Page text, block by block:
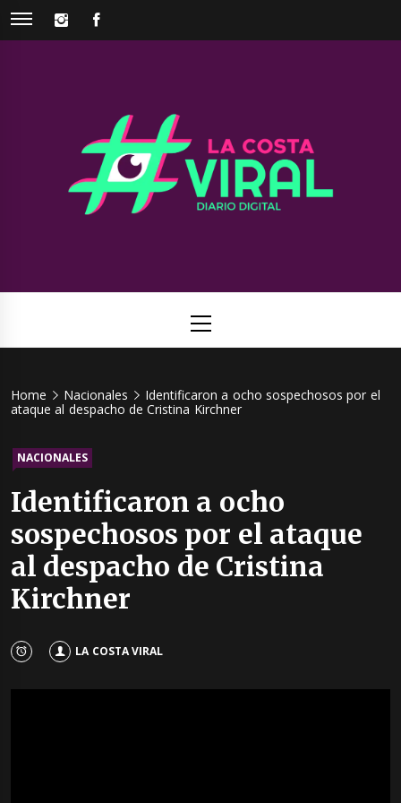
Skip
INSTAGRAM
Viral
Menu
Home Nacionales
Identificaron a ocho sospechosos por el
ataque al despacho de Cristina Kirchner
NACIONALES
Identificaron a ocho
sospechosos por el ataque
al despacho de Cristina
Kirchner
LA COSTA VIRAL